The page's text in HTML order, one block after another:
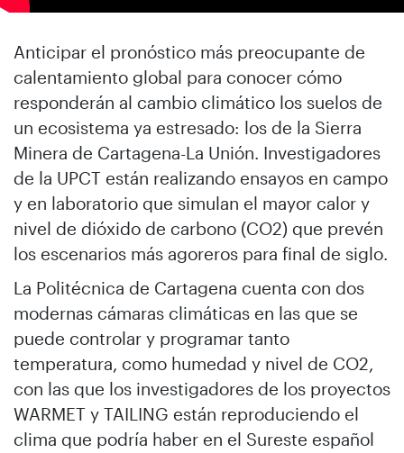
Anticipar el pronóstico más preocupante de
calentamiento global para conocer cómo
responderán al cambio climático los suelos de
un ecosistema ya estresado: los de la Sierra
Minera de Cartagena-La Unión. Investigadores
de la UPCT están realizando ensayos en campo
y en laboratorio que simulan el mayor calor y
nivel de dióxido de carbono (CO2) que prevén
los escenarios más agoreros para final de siglo.
La Politécnica de Cartagena cuenta con dos
modernas cámaras climáticas en las que se
puede controlar y programar tanto
temperatura, como humedad y nivel de CO2,
con las que los investigadores de los proyectos
WARMET y TAILING están reproduciendo el
clima que podría haber en el Sureste español